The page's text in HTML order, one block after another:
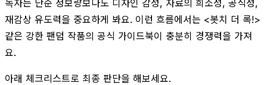
독자는 단순 정보량보다도 디자인 감성, 자료의 희소성, 공식성,
재감상 유도력을 중요하게 봐요. 이런 흐름에서는 <봇치 더 록!>
같은 강한 팬덤 작품의 공식 가이드북이 충분히 경쟁력을 가져
요.
아래 체크리스트로 최종 판단을 해보세요.